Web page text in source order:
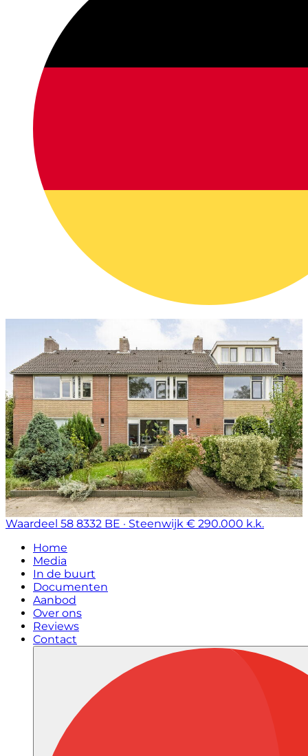
Waardeel 58 8332 BE · Steenwijk € 290.000 k.k.
Home
Media
In de buurt
Documenten
Aanbod
Over ons
Reviews
Contact